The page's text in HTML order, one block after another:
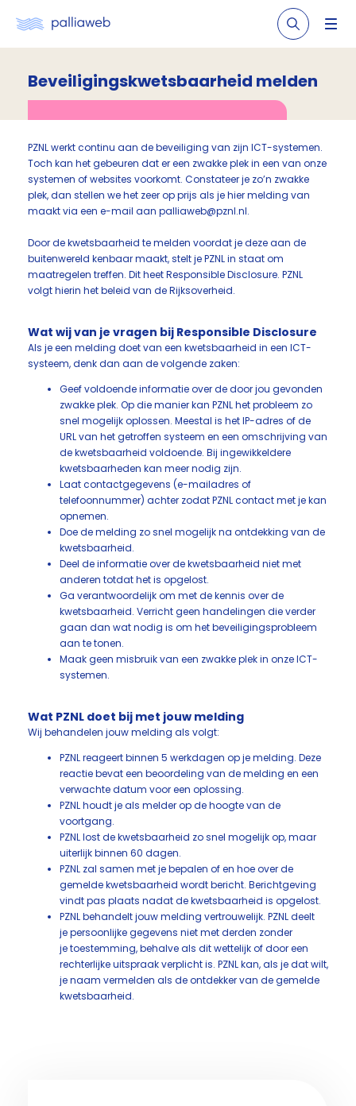
Beveiligingskwetsbaarheid melden
PZNL werkt continu aan de beveiliging van zijn ICT-systemen.
Toch kan het gebeuren dat er een zwakke plek in een van onze
systemen of websites voorkomt. Constateer je zo’n zwakke
plek, dan stellen we het zeer op prijs als je hier melding van
maakt via een e-mail aan palliaweb@pznl.nl.
Door de kwetsbaarheid te melden voordat je deze aan de
buitenwereld kenbaar maakt, stelt je PZNL in staat om
maatregelen treffen. Dit heet Responsible Disclosure. PZNL
volgt hierin het beleid van de Rijksoverheid.
Wat wij van je vragen bij Responsible Disclosure
Als je een melding doet van een kwetsbaarheid in een ICT-
systeem, denk dan aan de volgende zaken:
Geef voldoende informatie over de door jou gevonden
zwakke plek. Op die manier kan PZNL het probleem zo
snel mogelijk oplossen. Meestal is het IP-adres of de
URL van het getroffen systeem en een omschrijving van
de kwetsbaarheid voldoende. Bij ingewikkeldere
kwetsbaarheden kan meer nodig zijn.
Laat contactgegevens (e-mailadres of
telefoonnummer) achter zodat PZNL contact met je kan
opnemen.
Doe de melding zo snel mogelijk na ontdekking van de
kwetsbaarheid.
Deel de informatie over de kwetsbaarheid niet met
anderen totdat het is opgelost.
Ga verantwoordelijk om met de kennis over de
kwetsbaarheid. Verricht geen handelingen die verder
gaan dan wat nodig is om het beveiligingsprobleem
aan te tonen.
Maak geen misbruik van een zwakke plek in onze ICT-
systemen.
Wat PZNL doet bij met jouw melding
Wij behandelen jouw melding als volgt:
PZNL reageert binnen 5 werkdagen op je melding. Deze
reactie bevat een beoordeling van de melding en een
verwachte datum voor een oplossing.
PZNL houdt je als melder op de hoogte van de
voortgang.
PZNL lost de kwetsbaarheid zo snel mogelijk op, maar
uiterlijk binnen 60 dagen.
PZNL zal samen met je bepalen of en hoe over de
gemelde kwetsbaarheid wordt bericht. Berichtgeving
vindt pas plaats nadat de kwetsbaarheid is opgelost.
PZNL behandelt jouw melding vertrouwelijk. PZNL deelt
je persoonlijke gegevens niet met derden zonder
je toestemming, behalve als dit wettelijk of door een
rechterlijke uitspraak verplicht is. PZNL kan, als je dat wilt,
je naam vermelden als de ontdekker van de gemelde
kwetsbaarheid.